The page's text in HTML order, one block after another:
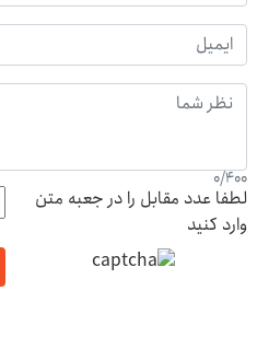
0/400
لطفا عدد مقابل را در جعبه متن
وارد کنید